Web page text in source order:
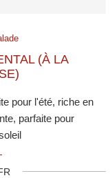
(À LA
pour l'été, riche en
parfaite pour